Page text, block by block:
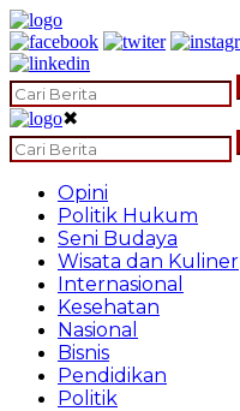
✖
Opini
Politik Hukum
Seni Budaya
Wisata dan Kuliner
Internasional
Kesehatan
Nasional
Bisnis
Pendidikan
Politik